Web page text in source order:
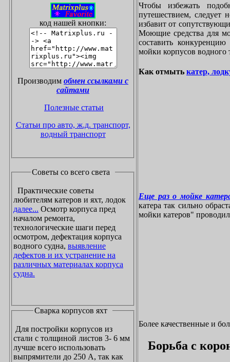
код нашей кнопки:
Производим обмен ссылками с
сайтами
Полезные статьи
Статьи про авто, ж.д. транспорт,
водный транспорт
Советы со всего света
Практические советы
любителям катеров и яхт, лодок
далее... Осмотр корпуса пред
началом ремонта,
технологические шаги перед
осмотром, дефектация корпуса
водного судна, выявление
дефектов и их устранение на
различных материалах корпуса
судна.
Сварка корпусов яхт
Для постройки корпусов из
стали с толщиной листов 3- 6 мм
лучше всего использовать
выпрямители до 250 А, так как
Чтобы избежать
путешествием, следует
избавит от
Моющие средства для
составить
мойки корпусов водного
Как отмыть катер,
Еще раз о мойке
катера так сильно
мойки катеров"
Более качественные и
Борьба с